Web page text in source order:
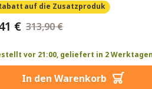
auf die Zusatzproduk
€ 313,90 €
vor 21:00, geliefert in 2
In den Warenkorb